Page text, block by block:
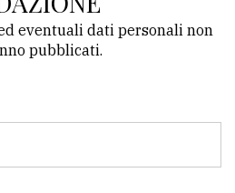
eventuali dati personali non
pubblicati.